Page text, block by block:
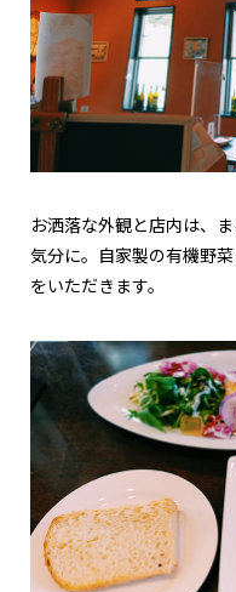
お洒落な外観と店内は、
気分に。自家製の有機野
をいただきます。